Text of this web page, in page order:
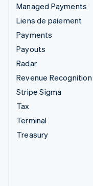
Managed Payments
Liens de paiement
Payments
Payouts
Radar
Revenue Recognition
Stripe Sigma
Tax
Terminal
Treasury